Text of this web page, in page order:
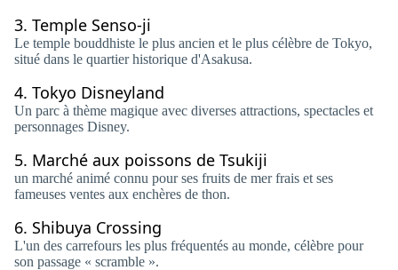
3. Temple Senso-ji
Le temple bouddhiste le plus ancien et le plus célèbre de Tokyo,
situé dans le quartier historique d'Asakusa.
4. Tokyo Disneyland
Un parc à thème magique avec diverses attractions, spectacles et
personnages Disney.
5. Marché aux poissons de Tsukiji
un marché animé connu pour ses fruits de mer frais et ses
fameuses ventes aux enchères de thon.
6. Shibuya Crossing
L'un des carrefours les plus fréquentés au monde, célèbre pour
son passage « scramble ».